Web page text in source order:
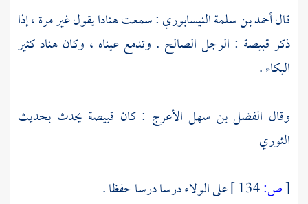
قالأحمد بن سلمة النيسابوري: سمعتهنادايقول غير مرة ، إذا
ذكر قبيصة : الرجل الصالح . وتدمع عيناه ، وكان هنادكثير
البكاء .
وقال الفضل بن سهل الأعرج : كان قبيصة يحدث بحديث
الثوري
[ص:
على الولاء درسا درسا حفظا .